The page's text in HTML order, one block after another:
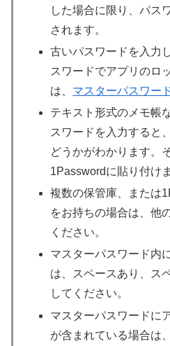
した場合に限り、パス
されます。
古いパスワードを入力
スワードでアプリのロ
は、 マスターパスワー
テキスト形式のメモ帳
スワードを入力すると
どうかがわかります。
1Passwordに貼り付け
複数の保管庫、または
をお持ちの場合は、他
ください。
マスターパスワード内
は、スペースあり、ス
してください。
マスターパスワードに
が含まれている場合は